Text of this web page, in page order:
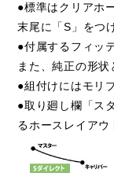
●標準はクリアホ
末尾に「S」をつ
●付属するフィッ
また、純正の形状
●組付けにはモリ
●取り廻し欄「ス
るホースレイアウ